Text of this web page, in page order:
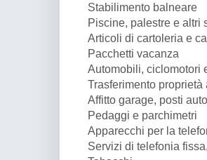
Stabilimento balneare
Piscine, palestre e altri
Articoli di cartoleria e
Pacchetti vacanza
Automobili, ciclomotori
Trasferimento proprietà
Affitto garage, posti
Pedaggi e parchimetri
Apparecchi per la
Servizi di telefonia